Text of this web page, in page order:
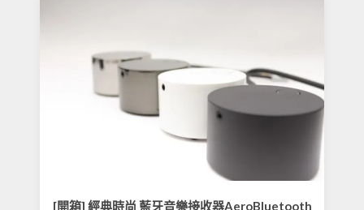
[開箱] 經典時尚 藍牙音樂接收器AeroBluetooth